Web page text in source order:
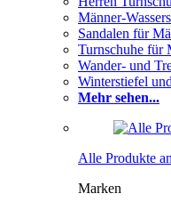
Männer-
Sandalen für
Turnschuhe für
Wander- und
Winterstiefel
Mehr sehen...
Alle Produkte
Marken